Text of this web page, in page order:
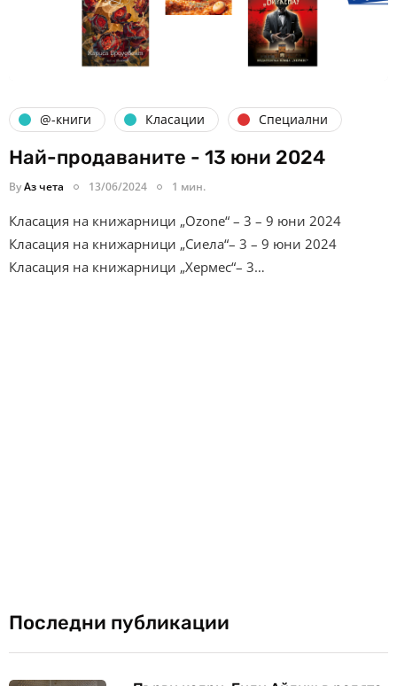
@-книги Класации Специални
Най-продаваните - 13 юни 2024
ByАз чета 13/06/2024 1 мин.
Класация на книжарници „Ozone“ – 3 – 9 юни 2024
Класация на книжарници „Сиела“– 3 – 9 юни 2024
Класация на книжарници „Хермес“– 3…
Последни публикации